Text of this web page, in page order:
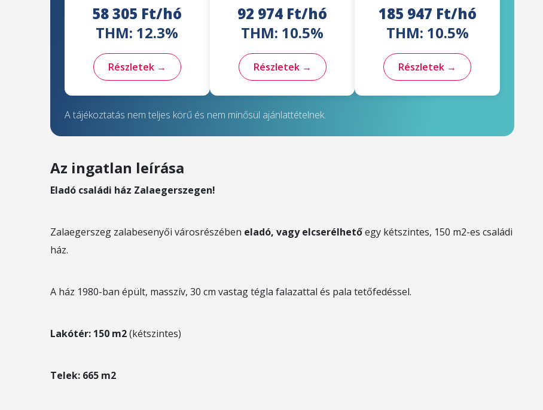
58 305 Ft/hó
THM: 12.3%
Részletek →
92 974 Ft/hó
THM: 10.5%
Részletek →
185 947 Ft/hó
THM: 10.5%
Részletek →
A tájékoztatás nem teljes körű és nem minősül ajánlattételnek.
Az ingatlan leírása
Eladó családi ház Zalaegerszegen!
Zalaegerszeg zalabesenyői városrészében eladó, vagy elcserélhetőegy kétszintes, 150 m2-es családi
ház.
A ház 1980-ban épült, masszív, 30 cm vastag tégla falazattal és pala tetőfedéssel.
Lakótér: 150 m2(kétszintes)
Telek: 665 m2